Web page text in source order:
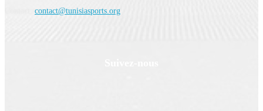
contact@tunisiasports.org